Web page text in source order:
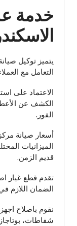
خدمة
يتميز توكيل
التعامل مع
الاعتماد على
الكشف عن
الفور.
أسعار صيانة
الميزانيات
قديم الزمن.
تقدم قطع غيار
الضمان اللازم
نقوم باصلاح
شفاطات،